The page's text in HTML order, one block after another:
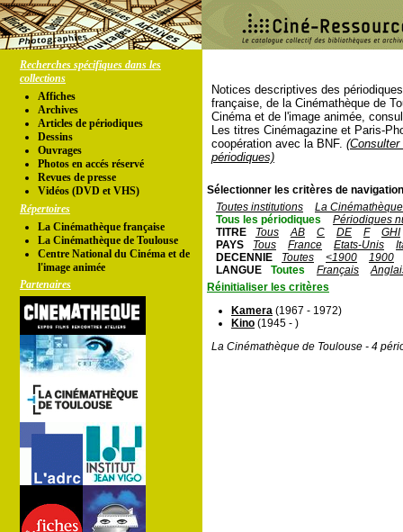
Recherches spécifiques dans les
collections
Affiches
Archives
Articles de périodiques
Dessins
Ouvrages
Photos en accés réservé
Revues de presse
Vidéos (DVD et VHS)
Répertoires
La Cinémathèque française
La Cinémathèque de Toulouse
Centre National du Cinéma et de
l'image animée
Partenaires
Notices descriptives des
française, de la Cinémathèque de
Cinéma et de l'image animée,
Les titres Cinémagazine et Paris-
coopération avec la BNF.
périodiques)
Sélectionner les critères de
Toutes institutions
La
Tous les périodiques
Périodiques
TITRE
Tous AB C DE F
GHI
PAYS
Tous France Etats-Unis
DECENNIE
Toutes <1900
1900
LANGUE
Toutes Français
Réinitialiser les critères
Kamera (1967 - 1972)
Kino (1945 - )
La Cinémathèque de Toulouse - 4